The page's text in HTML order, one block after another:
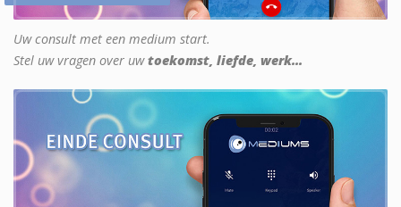
Uw consult met een medium start.
Stel uw vragen over uwtoekomst, liefde, werk...